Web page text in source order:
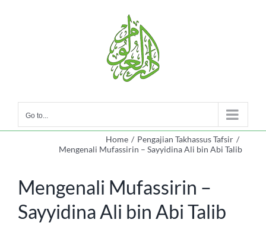
Go to...
Home / Pengajian Takhassus Tafsir /
Mengenali Mufassirin – Sayyidina Ali bin Abi Talib
Mengenali Mufassirin –
Sayyidina Ali bin Abi Talib